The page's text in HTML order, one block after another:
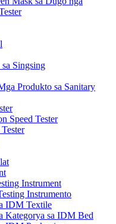
sa Singsing
Produkto sa Sanitary
Speed ​​Tester
Instrument
Instrumento
IDM Textile
Kategorya sa IDM Bed